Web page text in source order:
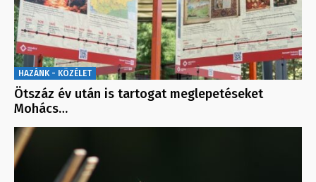
HAZÁNK - KÖZÉLET
Ötszáz év után is tartogat meglepetéseket
Mohács…